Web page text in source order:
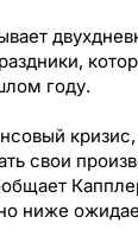
году.
свои
ниже